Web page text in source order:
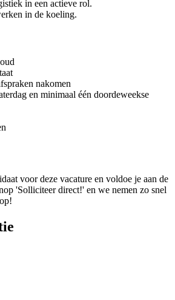
in een actieve rol.
in de koeling.
nakomen
en minimaal één doordeweekse
voor deze vacature en voldoe je aan de
'Solliciteer direct!' en we nemen zo snel